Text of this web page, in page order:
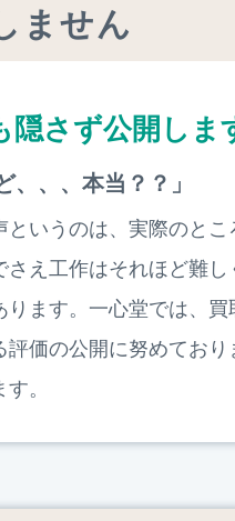
ません
隠さず公開しま
、、、本当？？」
というのは、実際のと
え工作はそれほど難
ます。一心堂では、
価の公開に努めており
。